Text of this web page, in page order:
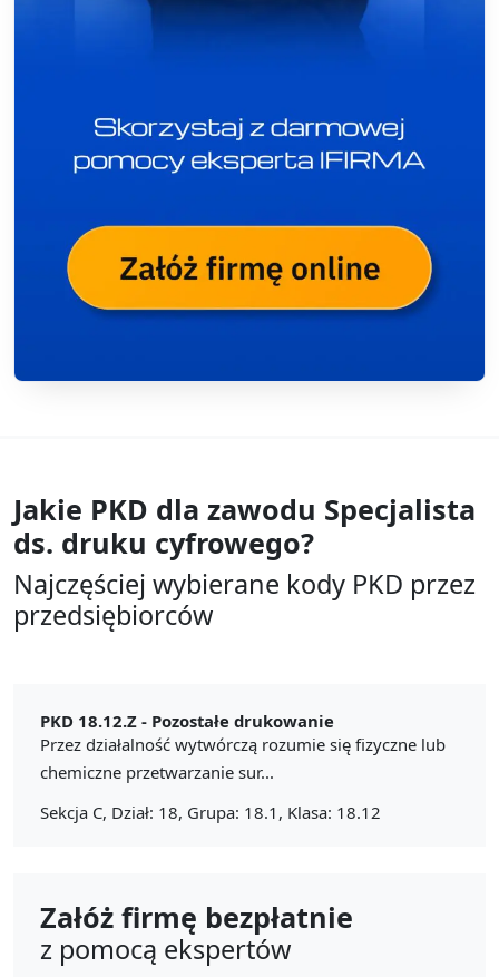
Jakie PKD dla zawodu Specjalista
ds. druku cyfrowego?
Najczęściej wybierane kody PKD przez
przedsiębiorców
PKD 18.12.Z - Pozostałe drukowanie
Przez działalność wytwórczą rozumie się fizyczne lub
chemiczne przetwarzanie sur...
Sekcja C, Dział: 18, Grupa: 18.1, Klasa: 18.12
Załóż firmę bezpłatnie
z pomocą ekspertów